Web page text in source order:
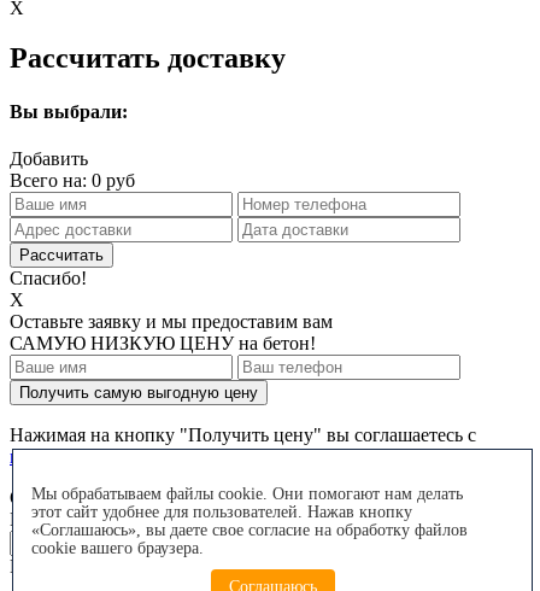
X
Рассчитать доставку
Вы выбрали:
Добавить
Всего на: 0 руб
Спасибо!
X
Оставьте заявку и мы предоставим вам
САМУЮ НИЗКУЮ ЦЕНУна бетон!
Получить самую выгодную цену
Нажимая на кнопку "Получить цену" вы соглашаетесь с
политикой обработки персональных данных
Оставить заявку на бетон
Наши сотрудники свяжутся с Вами в течение 3-х минут
Необходимо указать телефон
Мы обрабатываем файлы cookie. Они помогают нам делать
этот сайт удобнее для пользователей. Нажав кнопку
«Соглашаюсь», вы даете свое согласие на обработку файлов
cookie вашего браузера.
Соглашаюсь